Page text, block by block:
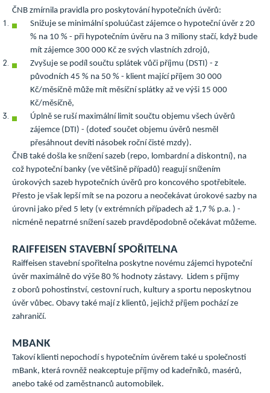
ČNB zmírnila pravidla pro poskytování hypotečních úvěrů:
Snižuje se minimální spoluúčast zájemce o hypoteční úvěr z 20
% na 10 % - při hypotečním úvěru na 3 miliony stačí, když bude
mít zájemce 300 000 Kč ze svých vlastních zdrojů,
Zvyšuje se podíl součtu splátek vůči příjmu (DSTI) - z
původních 45 % na 50 % - klient mající příjem 30 000
Kč/měsíčně může mít měsíční splátky až ve výši 15 000
Kč/měsíčně,
Úplně se ruší maximální limit součtu objemu všech úvěrů
zájemce (DTI) - (doteď součet objemu úvěrů nesměl
přesáhnout devíti násobek roční čisté mzdy).
ČNB také došla ke snížení sazeb (repo, lombardní a diskontní), na
což hypoteční banky (ve většině případů) reagují snížením
úrokových sazeb hypotečních úvěrů pro koncového spotřebitele.
Přesto je však lepší mít se na pozoru a neočekávat úrokové sazby na
úrovni jako před 5 lety (v extrémních případech až 1,7 % p.a. ) -
nicméně nepatrné snížení sazeb pravděpodobně očekávat můžeme.
RAIFFEISEN STAVEBNÍ SPOŘITELNA
Raiffeisen stavební spořitelna poskytne novému zájemci hypoteční
úvěr maximálně do výše 80 % hodnoty zástavy. Lidem s příjmy
z oborů pohostinství, cestovní ruch, kultury a sportu neposkytnou
úvěr vůbec. Obavy také mají z klientů, jejichž příjem pochází ze
zahraničí.
MBANK
Takoví klienti nepochodí s hypotečním úvěrem také u společnosti
mBank, která rovněž neakceptuje příjmy od kadeřníků, masérů,
anebo také od zaměstnanců automobilek.